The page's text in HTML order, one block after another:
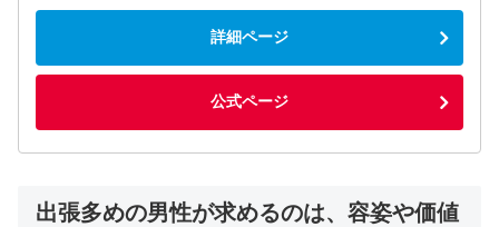
詳細ページ
公式ページ
出張多めの男性が求めるのは、容姿や価値